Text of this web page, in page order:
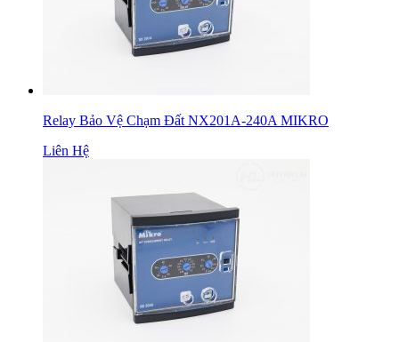
Relay Bảo Vệ Chạm Đất NX201A-240A MIKRO
Liên Hệ